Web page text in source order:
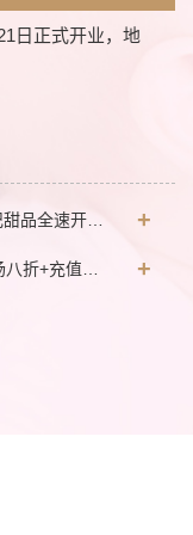
日正式开业，地
化出海新征程。
蜜根本停不下来！